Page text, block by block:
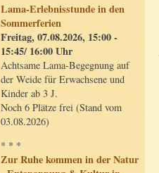
Lama-Erlebnisstunde in den
Sommerferien
Freitag, 07.08.2026, 15:00 -
15:45/ 16:00 Uhr
Achtsame Lama-Begegnung auf
der Weide für Erwachsene und
Kinder ab 3 J.
Noch 6 Plätze frei (Stand vom
03.08.2026)
* * *
Zur Ruhe kommen in der Natur